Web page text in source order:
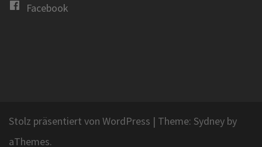
Facebook
Stolz präsentiert von WordPress | Theme: Sydney by
aThemes.